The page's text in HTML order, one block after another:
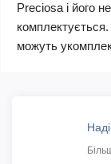
Preciosa і його
можуть